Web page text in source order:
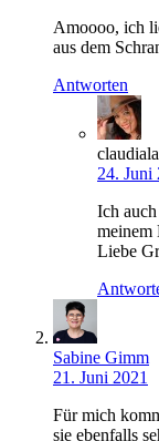
Amoooo, ich
aus dem
Antworten
24. Juni
Ich
meinem
Liebe
Sabine Gimm
21. Juni 2021
Für mich
sie ebenfalls